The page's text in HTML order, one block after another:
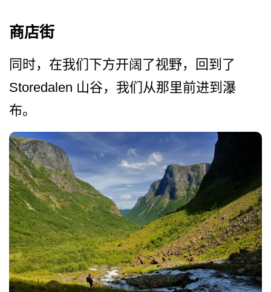
商店街
同时，在我们下方开阔了视野，回到了
Storedalen 山谷，我们从那里前进到瀑
布。